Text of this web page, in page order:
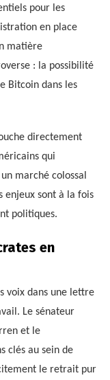
pour les
en place
matière
: la possibilité
Bitcoin dans les
directement
qui
marché colossal
enjeux sont à la fois
politiques.
en
voix dans une lettre
Le sénateur
et le
clés au sein de
le retrait pur